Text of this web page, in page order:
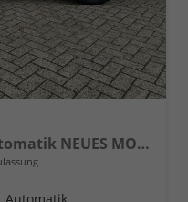
Vision 1.6 T-GDi 150PS Automatik NEUES MODELL MY26 FACELIFT Sitzheizung Lenkradheizung Klimaautomatik Navi Bluetooth Touchscreen Apple CarPlay Android Auto PDC v+h 17"LM Rückf.Kamera ACC 2x Keyless